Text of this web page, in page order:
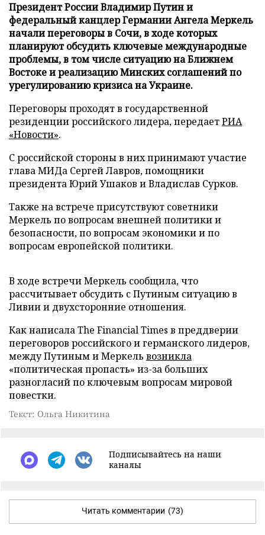
Президент России Владимир Путин и
федеральный канцлер Германии Ангела Меркель
начали переговоры в Сочи, в ходе которых
планируют обсудить ключевые международные
проблемы, в том числе ситуацию на Ближнем
Востоке и реализацию Минских соглашений по
урегулированию кризиса на Украине.
Переговоры проходят в государственной
резиденции российского лидера, передаетРИА
«Новости».
С российской стороны в них принимают участие
глава МИДа Сергей Лавров, помощники
президента Юрий Ушаков и Владислав Сурков.
Также на встрече присутствуют советники
Меркель по вопросам внешней политики и
безопасности, по вопросам экономики и по
вопросам европейской политики.
В ходе встречи Меркель сообщила, что
рассчитывает обсудить с Путиным ситуацию в
Ливии и двухсторонние отношения.
Как написала The Financial Times в преддверии
переговоров российского и германского лидеров,
между Путиным и Меркель возникла
«политическая пропасть» из-за больших
разногласий по ключевым вопросам мировой
повестки.
Текст: Ольга Никитина
Подписывайтесь на наши
каналы
Читать комментарии (73)